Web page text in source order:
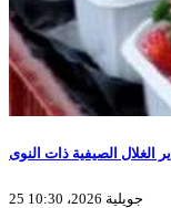
25 جويلية 2026، 10:30